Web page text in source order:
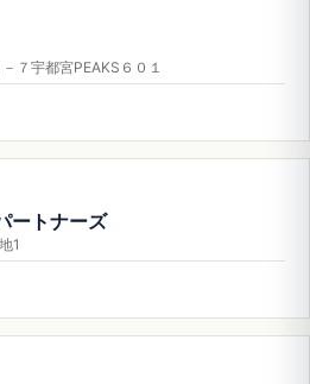
７宇都宮PEAKS６０１
ートナーズ
1